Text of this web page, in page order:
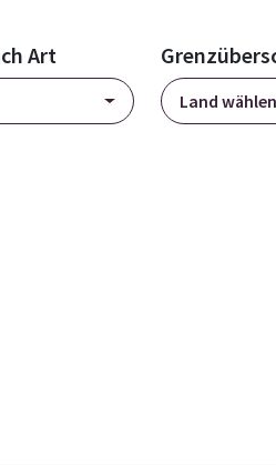
Art
Land wählen